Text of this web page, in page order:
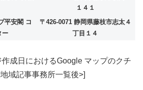
１４１
平安閣 コ
ー
〒426-0071 静岡県藤枝市志太４
丁目１４
成日におけるGoogle マップのクチ
域記事事務所一覧後>]